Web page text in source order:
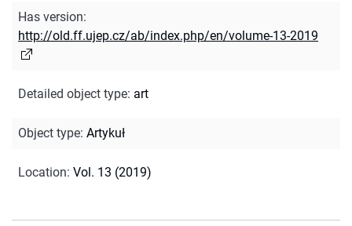
Has version:
http://old.ff.ujep.cz/ab/index.php/en/volume-13-2019
Detailed object type: art
Object type: Artykuł
Location: Vol. 13 (2019)